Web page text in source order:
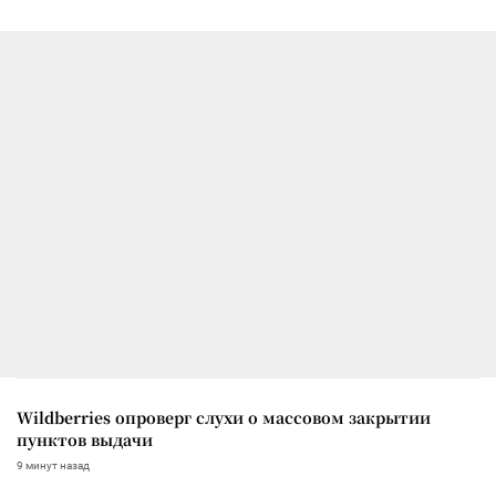
Wildberries опроверг слухи о массовом закрытии
пунктов выдачи
9 минут назад